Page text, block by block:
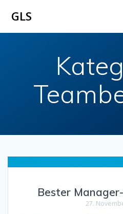
GLS
Bester
27.